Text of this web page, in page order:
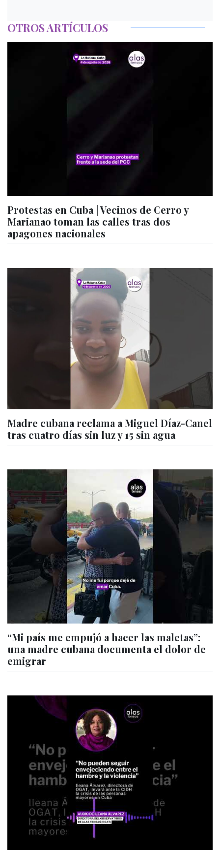
OTROS ARTÍCULOS
Protestas en Cuba | Vecinos de Cerro y
Marianao toman las calles tras dos
apagones nacionales
Madre cubana reclama a Miguel Díaz-Canel
tras cuatro días sin luz y 15 sin agua
“Mi país me empujó a hacer las maletas”:
una madre cubana documenta el dolor de
emigrar